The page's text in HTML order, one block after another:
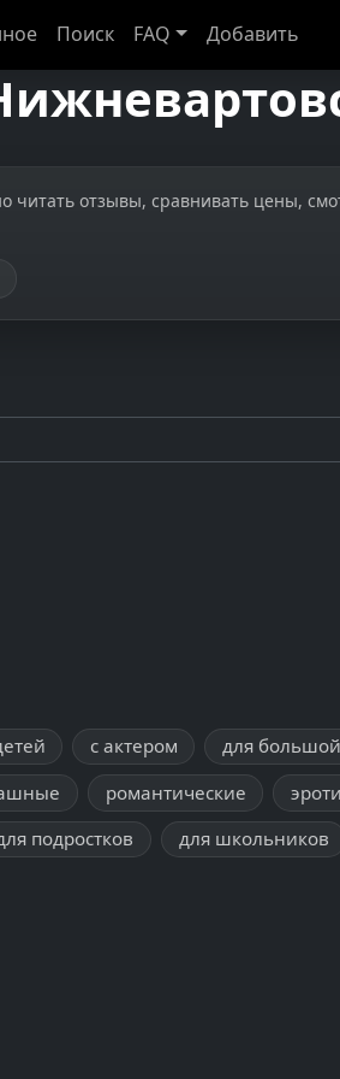
Поиск FAQ Добавить
читать отзывы, сравнивать цены,
с актером для
романтические
подростков для школьников